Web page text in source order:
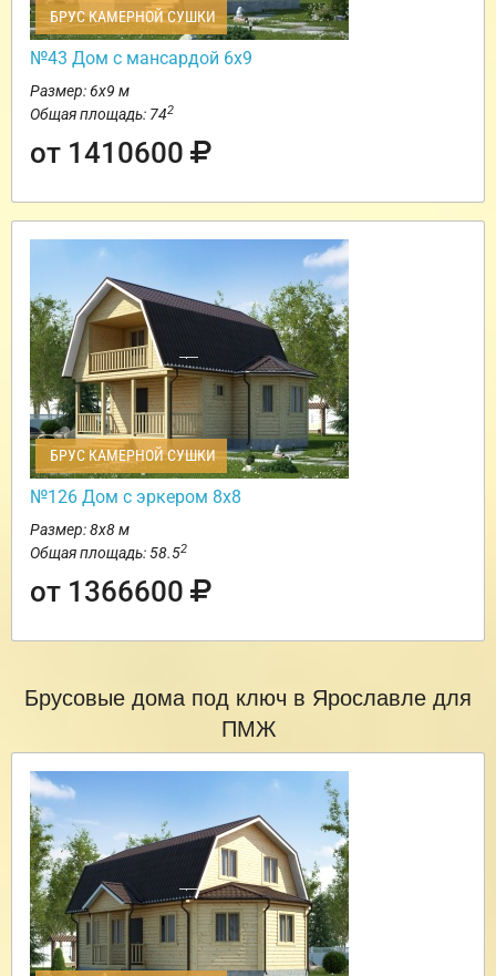
БРУС КАМЕРНОЙ СУШКИ
№43 Дом с мансардой 6х9
Размер: 6х9 м
Общая площадь: 742
от 1410600
БРУС КАМЕРНОЙ СУШКИ
№126 Дом с эркером 8х8
Размер: 8х8 м
Общая площадь: 58.52
от 1366600
Брусовые дома под ключ в Ярославле для
ПМЖ